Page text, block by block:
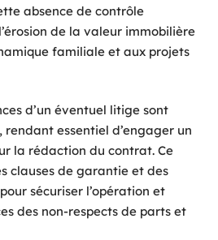
absence de contrôle
de la valeur immobilière
familiale et aux projets
d’un éventuel litige sont
essentiel d’engager un
la rédaction du contrat. Ce
clauses de garantie et des
sécuriser l’opération et
des non-respects de parts et